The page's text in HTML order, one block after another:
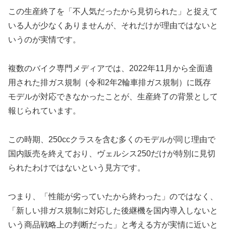
この生産終了を「不人気だったから見切られた」と捉えて
いる人が少なくありませんが、それだけが理由ではないと
いうのが実情です。
複数のバイク専門メディアでは、2022年11月から全面適
用された排ガス規制（令和2年2輪車排ガス規制）に既存
モデルが対応できなかったことが、生産終了の背景として
報じられています。
この時期、250ccクラスを含む多くのモデルが同じ理由で
国内販売を終えており、ヴェルシス250だけが特別に見切
られたわけではないという見方です。
つまり、「性能が劣っていたから終わった」のではなく、
「新しい排ガス規制に対応した後継機を国内導入しないと
いう商品戦略上の判断だった」と考える方が実情に近いと